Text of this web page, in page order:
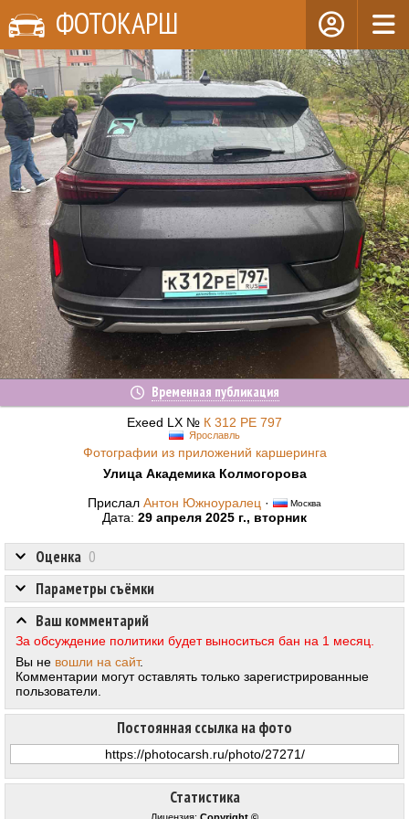
ФОТОКАРШ
Временная публикация
Exeed LX № К 312 РЕ 797
Ярославль
Фотографии из приложений каршеринга
Улица Академика Колмогорова
Прислал Антон Южноуралец · Москва
Дата: 29 апреля 2025 г., вторник
Статистика
Оценка 0
Постоянная ссылка на фото
Параметры съёмки
Ваш комментарий
За обсуждение политики будет выноситься бан на 1 месяц.
Вы не вошли на сайт.
Комментарии могут оставлять только зарегистрированные
пользователи.